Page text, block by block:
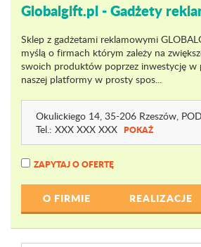
Globalgift.pl - Gadżety
Sklep z gadżetami reklamowymi
myślą o firmach którym zależy na
swoich produktów poprzez inwestycję w
naszej platformy w prosty spos...
Okulickiego 14, 35-206 Rzeszów,
Tel.: XXX XXX XXX POKAŻ
ZAPYTAJ O OFERTĘ
O FIRMIE REALIZACJE